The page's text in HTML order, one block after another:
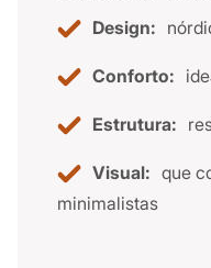
Design:
Conforto:
Estrutura:
Visual: que
minimalistas